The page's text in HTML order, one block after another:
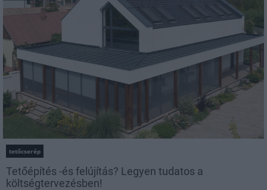
tetőcserép
Tetőépítés -és felújítás? Legyen tudatos a
költségtervezésben!